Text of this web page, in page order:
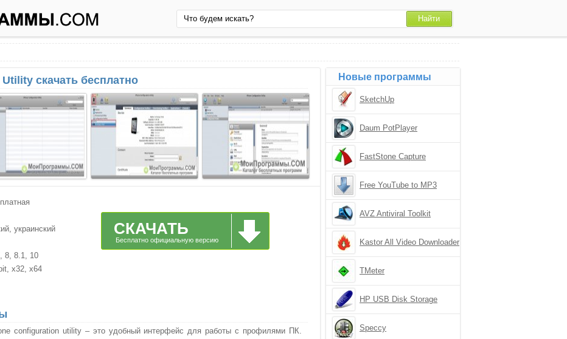
скачать бесплатно
украинский
8, 8.1, 10
x32, x64
СКАЧАТЬ
Бесплатно официальную версию
configuration utility – это удобный интерфейс для работы с профилями ПК.
Новые программы
SketchUp
Daum PotPlayer
FastStone Capture
Free YouTube to MP3
AVZ Antiviral Toolkit
Kastor All Video Downloader
TMeter
HP USB Disk Storage
Speccy